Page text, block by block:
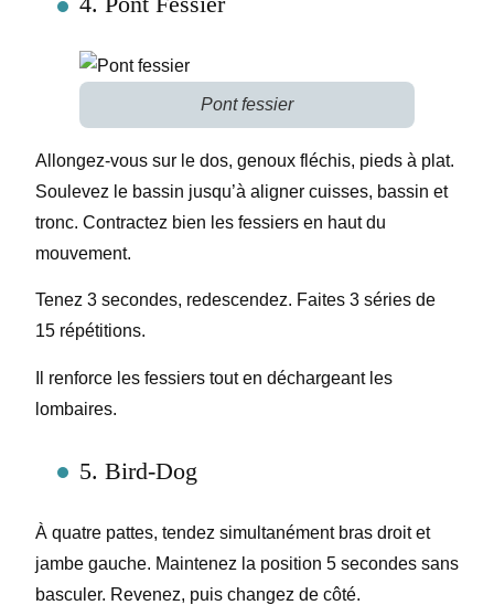
Pont fessier
Allongez-vous sur le dos, genoux fléchis, pieds à plat.
Soulevez le bassin jusqu’à aligner cuisses, bassin et
tronc. Contractez bien les fessiers en haut du
mouvement.
Tenez 3 secondes, redescendez. Faites 3 séries de
15 répétitions.
Il renforce les fessiers tout en déchargeant les
lombaires.
5. Bird-Dog
À quatre pattes, tendez simultanément bras droit et
jambe gauche. Maintenez la position 5 secondes sans
basculer. Revenez, puis changez de côté.